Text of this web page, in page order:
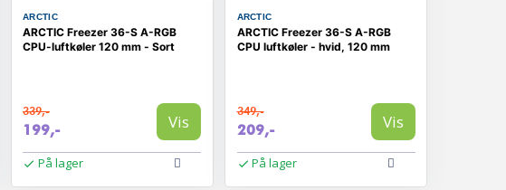
ARCTIC
ARCTIC Freezer 36-S A-RGB
CPU-luftkøler 120 mm - Sort
339,-
199,- Vis
På lager
ARCTIC
ARCTIC Freezer 36-S A-RGB
CPU luftkøler - hvid, 120 mm
349,-
209,- Vis
På lager